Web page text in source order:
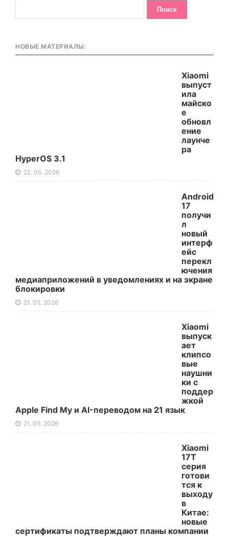
НОВЫЕ МАТЕРИАЛЫ:
Xiaomi
выпуст
ила
майско
е
обновл
ение
лаунче
ра
HyperOS 3.1
22. 05. 2026
Android
17
получи
л
новый
интерф
ейс
перекл
ючения
медиаприложений в уведомлениях и на экране
блокировки
21. 05. 2026
Xiaomi
выпуск
ает
клипсо
вые
наушни
ки с
поддер
жкой
Apple Find My и AI-переводом на 21 язык
21. 05. 2026
Xiaomi
17T
серия
готови
тся к
выходу
в
Китае:
новые
сертификаты подтверждают планы компании